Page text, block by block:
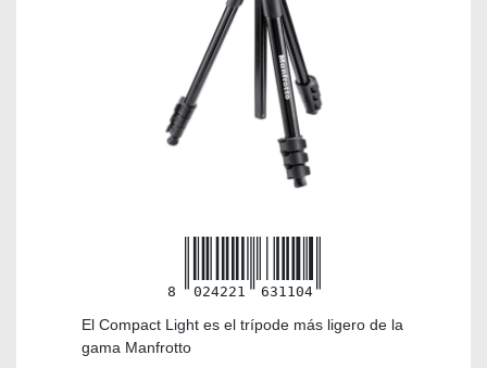
8 024221 631104
El Compact Light es el trípode más ligero de la
gama Manfrotto